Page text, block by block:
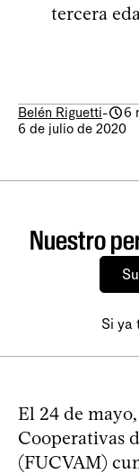
tercera
Belén Riguetti-
6
6 de julio de 2020
Nuestro
Si ya
El 24 de
Cooperativas
(FUCVAM)